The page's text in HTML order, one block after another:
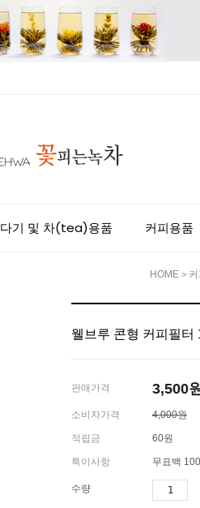
다기 및 차(tea)용품 커피용품
HOME >
웰브루 콘형 커피필터
판매가격 3,500
소비자가격 4,000원
적립금 60원
특이사항 무표백
수량